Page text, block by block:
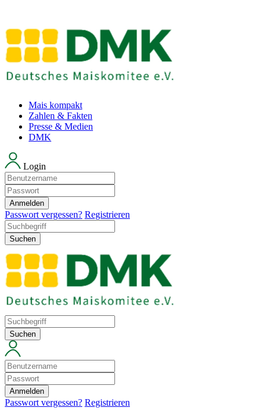
Mais kompakt
Zahlen & Fakten
Presse & Medien
DMK
Login
Anmelden
Passwort vergessen? Registrieren
Suchen
Suchen
Anmelden
Passwort vergessen? Registrieren